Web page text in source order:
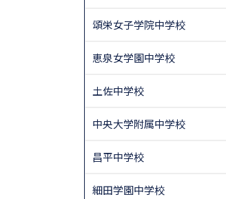
頌栄女子学院中学校
恵泉女学園中学校
土佐中学校
中央大学附属中学校
昌平中学校
細田学園中学校